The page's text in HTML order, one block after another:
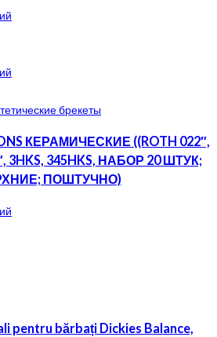
брекеты
КЕРАМИЧЕСКИЕ ((ROTH 022″,
3HKS, 345HKS, НАБОР 20 ШТУК;
ПОШТУЧНО)
pentru bărbați Dickies Balance,